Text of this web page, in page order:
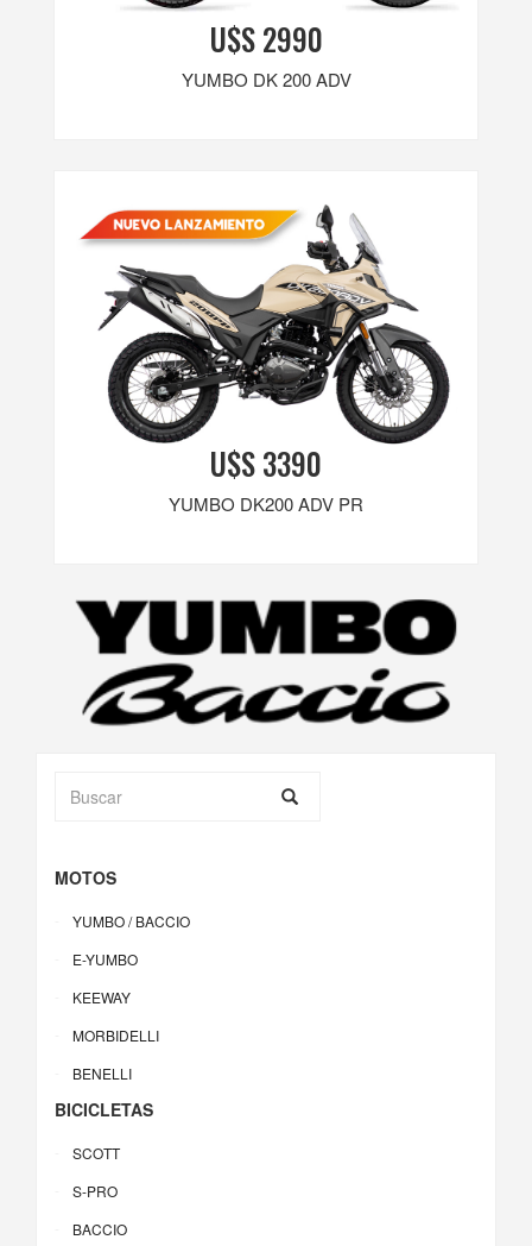
U$S 2990
YUMBO DK 200 ADV
U$S 3390
YUMBO DK200 ADV PR
MOTOS
YUMBO / BACCIO
E-YUMBO
KEEWAY
MORBIDELLI
BENELLI
BICICLETAS
SCOTT
S-PRO
BACCIO